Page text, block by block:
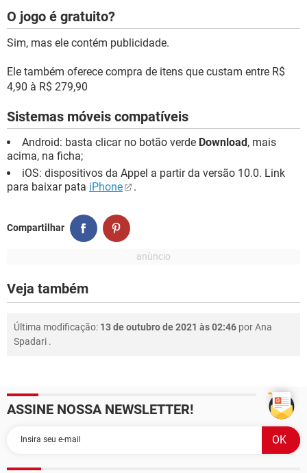
O jogo é gratuito?
Sim, mas ele contém publicidade.
Ele também oferece compra de itens que custam entre R$
4,90 à R$ 279,90
Sistemas móveis compatíveis
Android: basta clicar no botão verde Download, mais
acima, na ficha;
iOS: dispositivos da Appel a partir da versão 10.0. Link
para baixar pata iPhone .
Compartilhar
Veja também
Última modificação: 13 de outubro de 2021 às 02:46 porAna
Spadari .
ASSINE NOSSA NEWSLETTER!